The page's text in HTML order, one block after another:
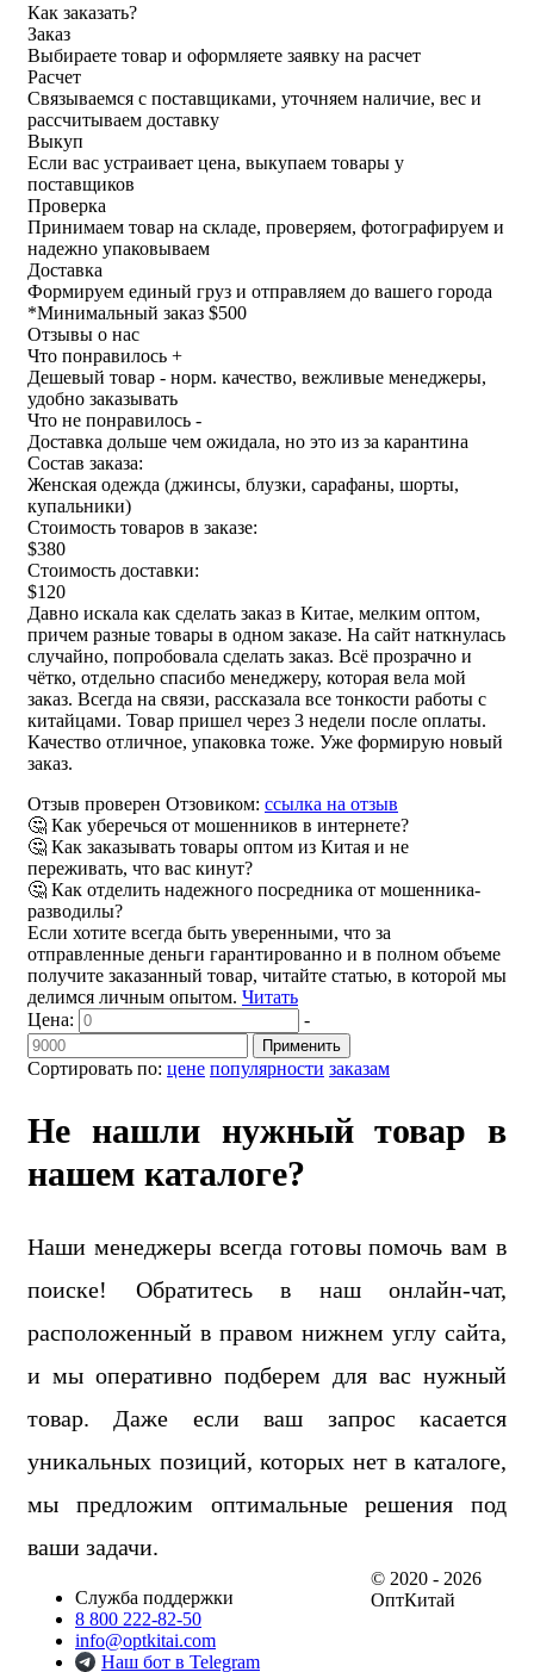
Как заказать?
Заказ
Выбираете товар и оформляете заявку на расчет
Расчет
Связываемся с поставщиками, уточняем наличие, вес и
рассчитываем доставку
Выкуп
Если вас устраивает цена, выкупаем товары у
поставщиков
Проверка
Принимаем товар на складе, проверяем, фотографируем и
надежно упаковываем
Доставка
Формируем единый груз и отправляем до вашего города
*Минимальный заказ $500
Отзывы о нас
Что понравилось +
Дешевый товар - норм. качество, вежливые менеджеры,
удобно заказывать
Что не понравилось -
Доставка дольше чем ожидала, но это из за карантина
Состав заказа:
Женская одежда (джинсы, блузки, сарафаны, шорты,
купальники)
Стоимость товаров в заказе:
$380
Стоимость доставки:
$120
Давно искала как сделать заказ в Китае, мелким оптом,
причем разные товары в одном заказе. На сайт наткнулась
случайно, попробовала сделать заказ. Всё прозрачно и
чётко, отдельно спасибо менеджеру, которая вела мой
заказ. Всегда на связи, рассказала все тонкости работы с
китайцами. Товар пришел через 3 недели после оплаты.
Качество отличное, упаковка тоже. Уже формирую новый
заказ.
Отзыв проверен Отзовиком: ссылка на отзыв
🤔 Как уберечься от мошенников в интернете?
🤔 Как заказывать товары оптом из Китая и не
переживать, что вас кинут?
🤔 Как отделить надежного посредника от мошенника-
разводилы?
Если хотите всегда быть уверенными, что за
отправленные деньги гарантированно и в полном объеме
получите заказанный товар, читайте статью, в которой мы
делимся личным опытом. Читать
Сортировать по: цене популярности заказам
Цена: -
Применить
Не нашли нужный товар в
нашем каталоге?
Наши менеджеры всегда готовы помочь вам в
поиске! Обратитесь в наш онлайн-чат,
расположенный в правом нижнем углу сайта,
и мы оперативно подберем для вас нужный
товар. Даже если ваш запрос касается
уникальных позиций, которых нет в каталоге,
мы предложим оптимальные решения под
ваши задачи.
Служба поддержки
8 800 222-82-50
info@optkitai.com
Наш бот в Telegram
© 2020 - 2026
ОптКитай